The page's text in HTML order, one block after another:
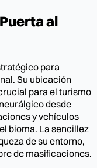
al
para
Su ubicación
para el turismo
desde
y vehículos
bioma. La sencillez
de su entorno,
de masificaciones.